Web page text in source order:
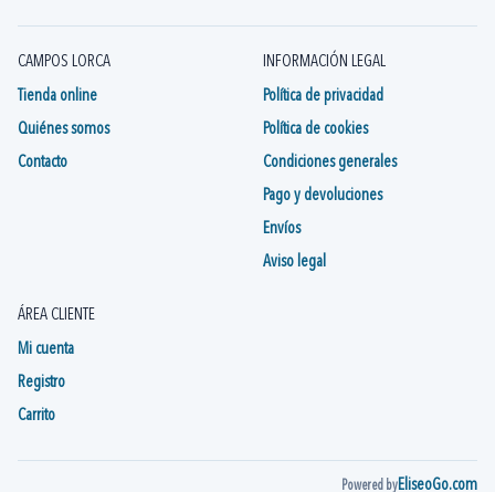
CAMPOS LORCA
Tienda online
Quiénes somos
Contacto
INFORMACIÓN LEGAL
Política de privacidad
Política de cookies
Condiciones generales
Pago y devoluciones
Envíos
Aviso legal
ÁREA CLIENTE
Mi cuenta
Registro
Carrito
Powered byEliseoGo.com